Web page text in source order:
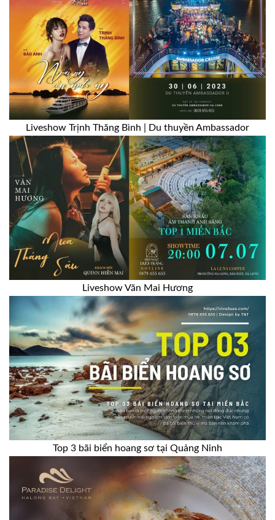
Liveshow Trịnh Thăng Bình | Du thuyền Ambassador
Liveshow Văn Mai Hương
Top 3 bãi biển hoang sơ tại Quảng Ninh